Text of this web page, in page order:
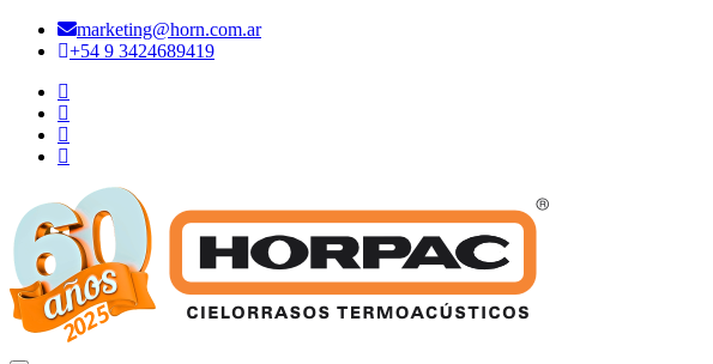
marketing@horn.com.ar
+54 9 3424689419